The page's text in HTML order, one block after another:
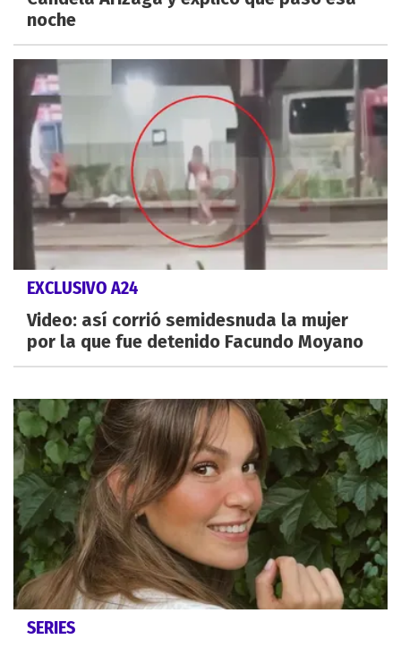
noche
EXCLUSIVO A24
Video: así corrió semidesnuda la mujer
por la que fue detenido Facundo Moyano
SERIES